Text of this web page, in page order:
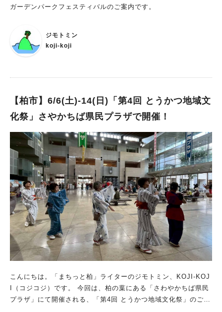
XIST 環境問題や社会課題の解決を目指すセレクトショップ ● e
ブース】 ● 流通サービスパルシステム 無料試食・子ども向けゲ
ームコーナー 千葉初開催！今だからこそ参加したい注目イベン
自然豊かな美しい利根運河を舞台に開催される 千葉初上陸の「N
AGAREYAMA Earthing Market®︎」 楽しく、美味しく、体験し
ながら未来について考えるきっかけに ぜひご家族で足を運んで
ガーデンパークフェスティバルのご案内です。
ジモトミン
koji-koji
【柏市】6/6(土)-14(日)「第4回 とうかつ地域文
化祭」さやかちば県民プラザで開催！
こんにちは。「まちっと柏」ライターのジモトミン、KOJI-KOJ
I（コジコジ）です。 今回は、柏の葉にある「さわやかちば県民
プラザ」にて開催される、「第4回 とうかつ地域文化祭」のご案